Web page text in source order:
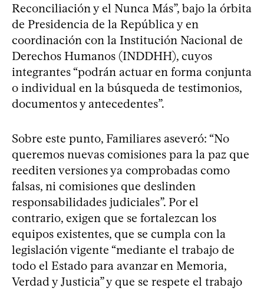
Reconciliación y el Nunca Más”, bajo la órbita
de Presidencia de la República y en
coordinación con la Institución Nacional de
Derechos Humanos (INDDHH), cuyos
integrantes “podrán actuar en forma conjunta
o individual en la búsqueda de testimonios,
documentos y antecedentes”.
Sobre este punto, Familiares aseveró: “No
queremos nuevas comisiones para la paz que
reediten versiones ya comprobadas como
falsas, ni comisiones que deslinden
responsabilidades judiciales”. Por el
contrario, exigen que se fortalezcan los
equipos existentes, que se cumpla con la
legislación vigente “mediante el trabajo de
todo el Estado para avanzar en Memoria,
Verdad y Justicia” y que se respete el trabajo